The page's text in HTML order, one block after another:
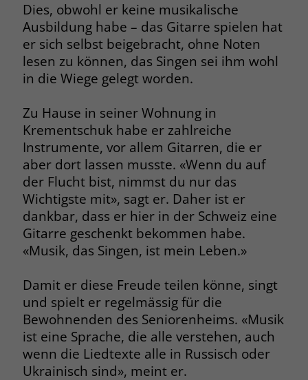
Dies, obwohl er keine musikalische
Ausbildung habe – das Gitarre spielen hat
er sich selbst beigebracht, ohne Noten
lesen zu können, das Singen sei ihm wohl
in die Wiege gelegt worden.
Zu Hause in seiner Wohnung in
Krementschuk habe er zahlreiche
Instrumente, vor allem Gitarren, die er
aber dort lassen musste. «Wenn du auf
der Flucht bist, nimmst du nur das
Wichtigste mit», sagt er. Daher ist er
dankbar, dass er hier in der Schweiz eine
Gitarre geschenkt bekommen habe.
«Musik, das Singen, ist mein Leben.»
Damit er diese Freude teilen könne, singt
und spielt er regelmässig für die
Bewohnenden des Seniorenheims. «Musik
ist eine Sprache, die alle verstehen, auch
wenn die Liedtexte alle in Russisch oder
Ukrainisch sind», meint er.